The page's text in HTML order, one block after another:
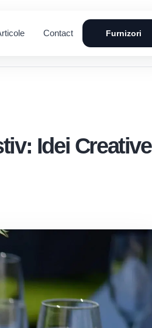
Contact Furnizori
Idei Creative